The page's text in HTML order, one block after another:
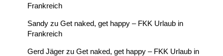
Frankreich
Sandy zu Get naked, get happy – FKK Urlaub in
Frankreich
Gerd Jäger zu Get naked, get happy – FKK Urlaub in